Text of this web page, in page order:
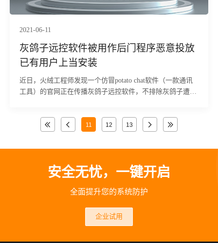
2021-06-11
灰鸽子远控软件被用作后门程序恶意投放
已有用户上当安装
近日，火绒工程师发现一个仿冒potato chat软件（一款通讯
工具）的官网正在传播灰鸽子远控软件，不排除灰鸽子遭恶
11 12 13
安全无忧，一键开启
全面提升您的系统防护
企业试用